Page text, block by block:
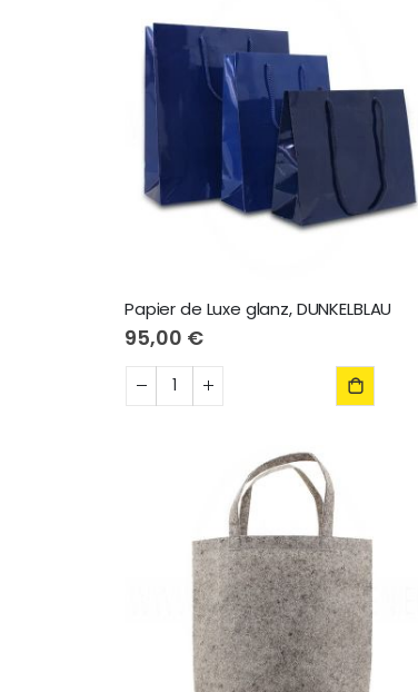
Papier de Luxe glanz, DUNKELBLAU
95,00 €